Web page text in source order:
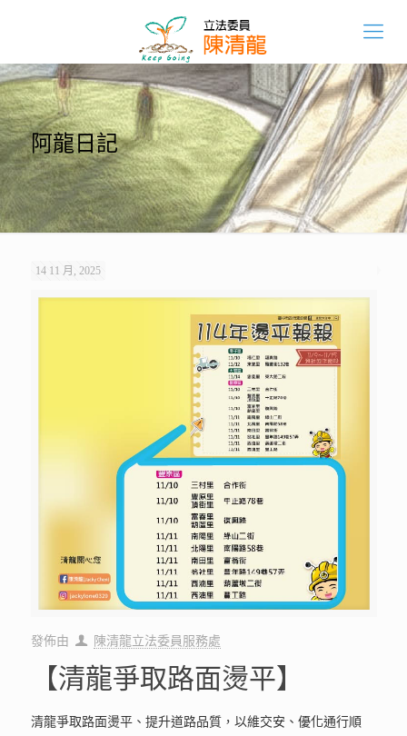
阿龍日記
14 11 月, 2025
發佈由 陳清龍立法委員服務處
【清龍爭取路面燙平】
清龍爭取路面燙平、提升道路品質，以維交安、優化通行順